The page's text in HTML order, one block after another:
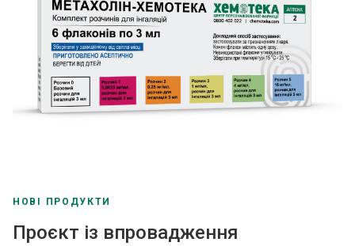
НОВІ ПРОДУКТИ
Проєкт із впровадження